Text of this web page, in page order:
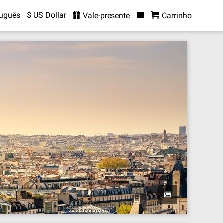
$ US Dollar Vale-presente Carrinho